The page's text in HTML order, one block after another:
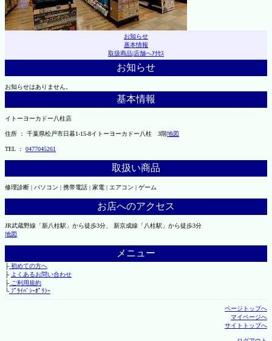
お知らせ
基本情報
取扱商品|店舗へｱｸｾｽ
お知らせ
お知らせはありません。
基本情報
イトーヨーカドー八柱店
住所 ： 千葉県松戸市日暮1-15-8イトーヨーカドー八柱 3階地図
TEL ： 0477045261
取扱い商品
修理診断 | パソコン | 携帯電話 | 家電 | エアコン | ゲーム
お店へのアクセス
JR武蔵野線「新八柱駅」から徒歩3分、 新京成線「八柱駅」から徒歩3分
地図
メニュー
├初めての方へ
├ よくあるお問い合わせ
├ご利用規約
└ﾌﾟﾗｲﾊﾞｼｰﾎﾟﾘｼｰ
ページトップへ
マイページへ
サイトトップへ